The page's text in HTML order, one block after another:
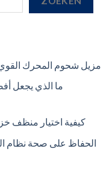
مزيل شحوم المحرك
ما الذي يجعل
كيفية اختيار منظف
الحفاظ على صحة نظام